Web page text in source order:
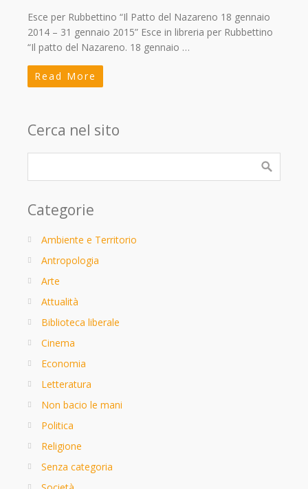
Esce per Rubbettino “Il Patto del Nazareno 18 gennaio
2014 – 31 gennaio 2015” Esce in libreria per Rubbettino
“Il patto del Nazareno. 18 gennaio …
Read More
Cerca nel sito
Categorie
Ambiente e Territorio
Antropologia
Arte
Attualità
Biblioteca liberale
Cinema
Economia
Letteratura
Non bacio le mani
Politica
Religione
Senza categoria